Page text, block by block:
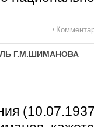
Г.М.ШИМАНОВА